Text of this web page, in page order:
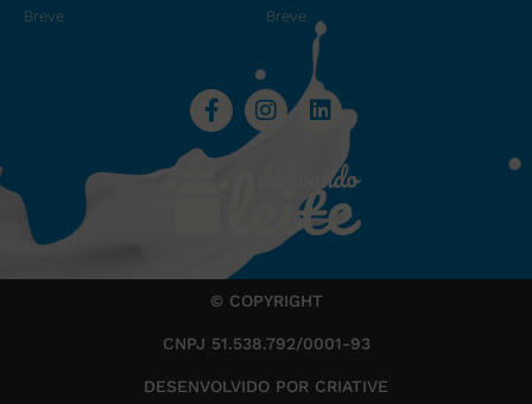
Breve Breve
© COPYRIGHT
CNPJ 51.538.792/0001-93
DESENVOLVIDO POR CRIATIVE